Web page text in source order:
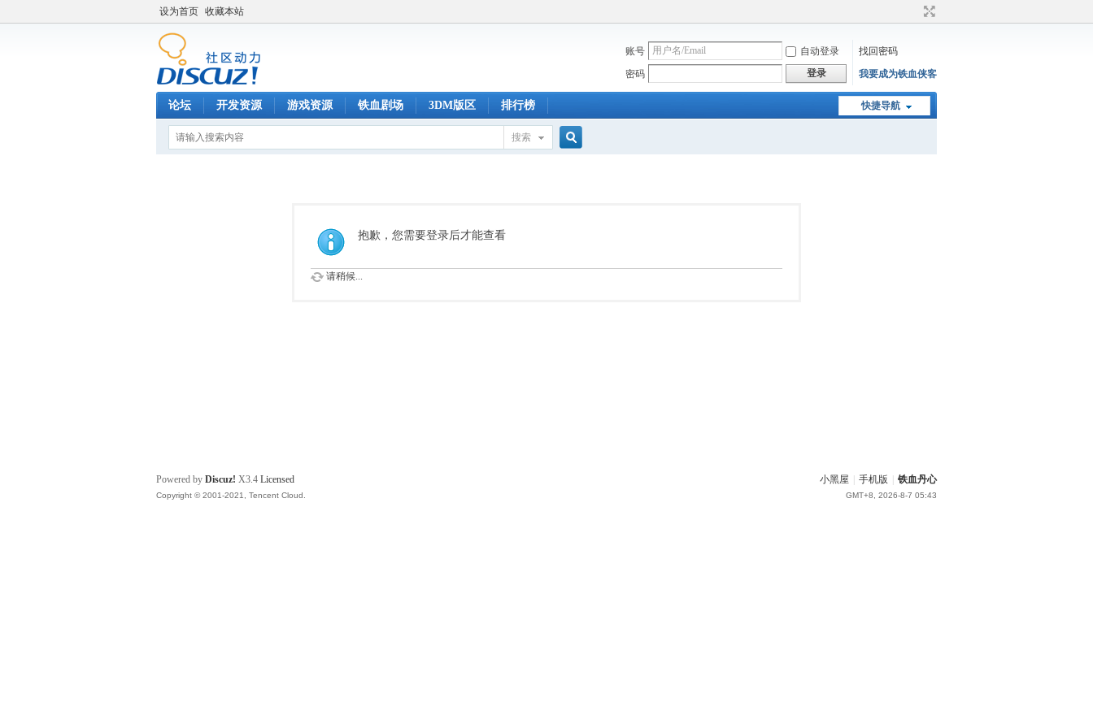
设为首页 收藏本站
账号 自动登录
找回密码
密码
登录 我要成为铁血侠客
快捷导航
论坛 开发资源 游戏资源 铁血剧场 3DM版区 排行榜
搜索
抱歉，您需要登录后才能查看
请稍候...
小黑屋 手机版 铁血丹心
GMT+8, 2026-8-7 05:43
Powered by Discuz! X3.4 Licensed
Copyright © 2001-2021, Tencent Cloud.